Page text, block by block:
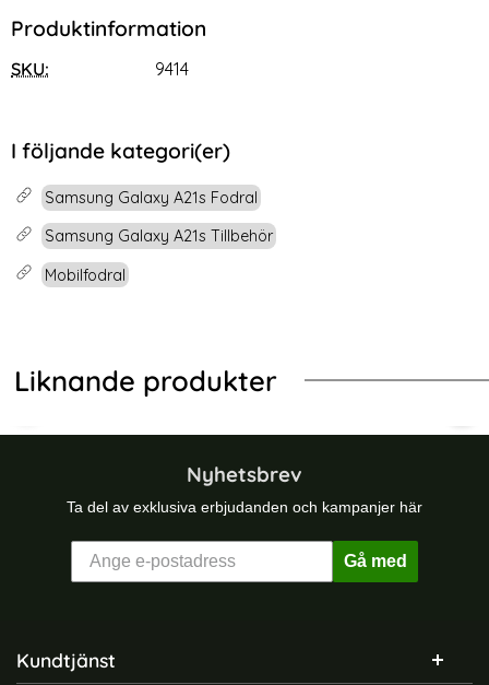
Produktinformation
SKU: 9414
I följande kategori(er)
Samsung Galaxy A21s Fodral
Samsung Galaxy A21s Tillbehör
Mobilfodral
Liknande produkter
I Äkta Läder - Välj Färg! (Svart)
Galaxy A41 - Plånboksfodral I Äkta Läder - Grön (Grön)
Samsung Galaxy A21s -
Nyhetsbrev
Ta del av exklusiva erbjudanden och kampanjer här
Gå med
Sidfot Blandad info och länkar
Kundtjänst